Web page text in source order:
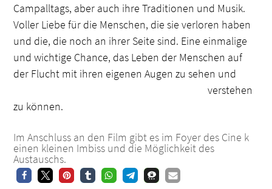
Campalltags, aber auch ihre Traditionen und Musik.
Voller Liebe für die Menschen, die sie verloren haben
und die, die noch an ihrer Seite sind. Eine einmalige
und wichtige Chance, das Leben der Menschen auf
der Flucht mit ihren eigenen Augen zu sehen und
verstehen
zu können.
Im Anschluss an den Film gibt es im Foyer des Cine k
einen kleinen Imbiss und die Möglichkeit des
Austauschs.